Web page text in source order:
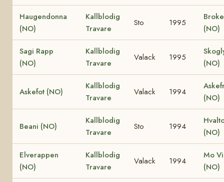
Haugendonna
(NO)
Kallblodig
Travare
Sto 1995
(NO)
Sagi Rapp
(NO)
Kallblodig
Travare
Valack 1995
(NO)
Askefot (NO)
Kallblodig
Travare
Valack 1994
(NO)
Beani (NO)
Kallblodig
Travare
Sto 1994
(NO)
Elverappen
(NO)
Kallblodig
Travare
Valack 1994
Mo
(NO)